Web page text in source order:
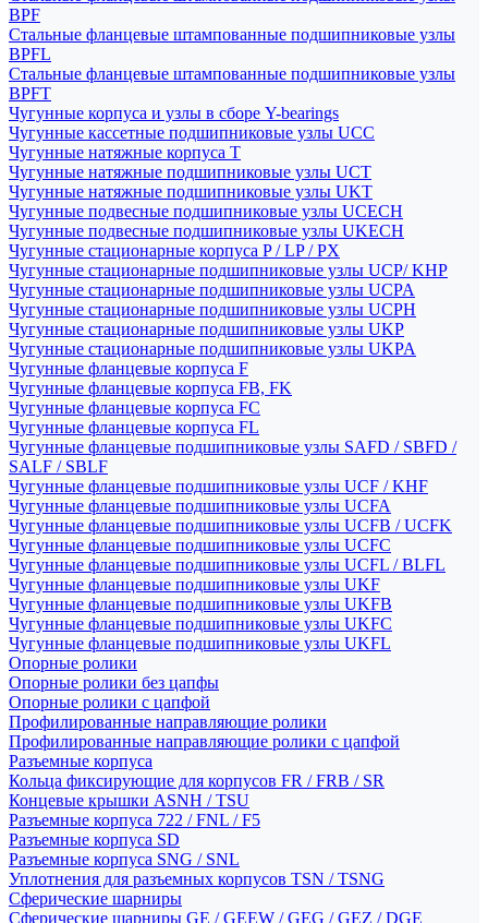
BPF
Стальные фланцевые штампованные подшипниковые узлы
BPFL
Стальные фланцевые штампованные подшипниковые узлы
BPFT
Чугунные корпуса и узлы в сборе Y-bearings
Чугунные кассетные подшипниковые узлы UCC
Чугунные натяжные корпуса T
Чугунные натяжные подшипниковые узлы UCT
Чугунные натяжные подшипниковые узлы UKT
Чугунные подвесные подшипниковые узлы UCECH
Чугунные подвесные подшипниковые узлы UKECH
Чугунные стационарные корпуса P / LP / PX
Чугунные стационарные подшипниковые узлы UCP/ KHP
Чугунные стационарные подшипниковые узлы UCPA
Чугунные стационарные подшипниковые узлы UCPH
Чугунные стационарные подшипниковые узлы UKP
Чугунные стационарные подшипниковые узлы UKPA
Чугунные фланцевые корпуса F
Чугунные фланцевые корпуса FB, FK
Чугунные фланцевые корпуса FC
Чугунные фланцевые корпуса FL
Чугунные фланцевые подшипниковые узлы SAFD / SBFD /
SALF / SBLF
Чугунные фланцевые подшипниковые узлы UCF / KHF
Чугунные фланцевые подшипниковые узлы UCFA
Чугунные фланцевые подшипниковые узлы UCFB / UCFK
Чугунные фланцевые подшипниковые узлы UCFC
Чугунные фланцевые подшипниковые узлы UCFL / BLFL
Чугунные фланцевые подшипниковые узлы UKF
Чугунные фланцевые подшипниковые узлы UKFB
Чугунные фланцевые подшипниковые узлы UKFC
Чугунные фланцевые подшипниковые узлы UKFL
Опорные ролики
Опорные ролики без цапфы
Опорные ролики с цапфой
Профилированные направляющие ролики
Профилированные направляющие ролики с цапфой
Разъемные корпуса
Кольца фиксирующие для корпусов FR / FRB / SR
Концевые крышки ASNH / TSU
Разъемные корпуса 722 / FNL / F5
Разъемные корпуса SD
Разъемные корпуса SNG / SNL
Уплотнения для разъемных корпусов TSN / TSNG
Сферические шарниры
Сферические шарниры GE / GEEW / GEG / GEZ / DGE